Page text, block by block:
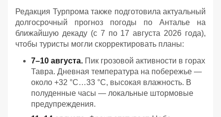
Редакция Турпрома также подготовила актуальный
долгосрочный прогноз погоды по Анталье на
ближайшую декаду (с 7 по 17 августа 2026 года),
чтобы туристы могли скорректировать планы:
7–10 августа. Пик грозовой активности в горах
Тавра. Дневная температура на побережье —
около +32 °C…33 °C, высокая влажность. В
полуденные часы — локальные штормовые
предупреждения.